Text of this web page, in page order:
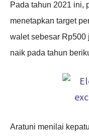
Pada tahun 2021 ini,
menetapkan target
walet sebesar Rp500
naik pada tahun
Aratuni menilai